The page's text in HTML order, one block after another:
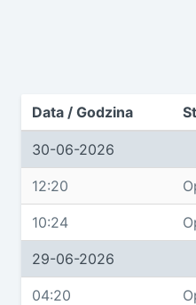
Data / Godzina
30-06-2026
12:20
10:24
29-06-2026
04:20